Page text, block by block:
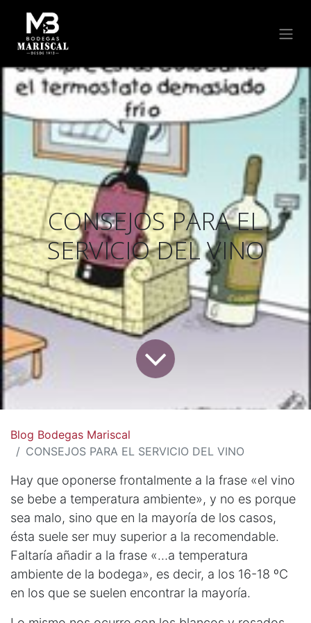
CONSEJOS PARA EL
SERVICIO DEL VINO
Blog Bodegas Mariscal
CONSEJOS PARA EL SERVICIO DEL VINO
Hay que oponerse frontalmente a la frase «el vino
se bebe a temperatura ambiente», y no es porque
sea malo, sino que en la mayoría de los casos,
ésta suele ser muy superior a la recomendable.
Faltaría añadir a la frase «…a temperatura
ambiente de la bodega», es decir, a los 16-18 ºC
en los que se suelen encontrar la mayoría.